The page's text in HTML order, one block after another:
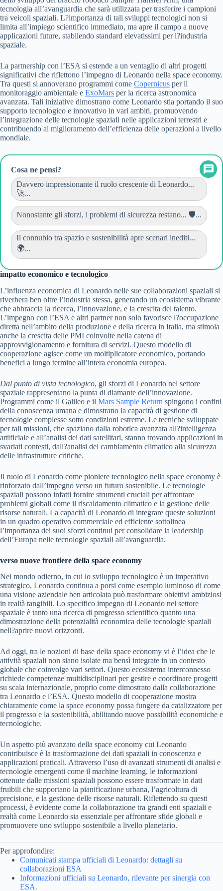
tecnologia all’avanguardia che sarà utilizzata per trasferire i campioni
tra veicoli spaziali. L?importanza di tali sviluppi tecnologici non si
limita all’impiego scientifico immediato, ma apre il campo a nuove
applicazioni future, stabilendo standard elevatissimi per l?industria
spaziale.
La partnership con l’ESA si estende a un ventaglio di altri progetti
significativi che riflettono l’impegno di Leonardo nella space economy.
Tra questi si annoverano programmi come Copernicus per il
monitoraggio ambientale e ExoMars per la ricerca astronomica
avanzata. Tali iniziative dimostrano come Leonardo stia portando il suo
supporto tecnologico e innovativo in vari ambiti, promuovendo
l’integrazione delle tecnologie spaziali nelle applicazioni terrestri e
contribuendo al miglioramento dell’efficienza delle operazioni a livello
mondiale.
Cosa ne pensi?
Davvero impressionante il ruolo crescente di Leonardo...
🚀...
Nonostante gli sforzi, i problemi di sicurezza restano... 🛡️...
Il connubio tra spazio e sostenibilità apre scenari inediti...
🌍...
impatto economico e tecnologico
L’influenza economica di Leonardo nelle sue collaborazioni spaziali si
riverbera ben oltre l’industria stessa, generando un ecosistema vibrante
che abbraccia la ricerca, l’innovazione, e la crescita del talento.
L’impegno con l’ESA e altri partner non solo favorisce l?occupazione
diretta nell’ambito della produzione e della ricerca in Italia, ma stimola
anche la crescita delle PMI coinvolte nella catena di
approvvigionamento e fornitura di servizi. Questo modello di
cooperazione agisce come un moltiplicatore economico, portando
benefici a lungo termine all’intera economia europea.
Dal punto di vista tecnologico, gli sforzi di Leonardo nel settore
spaziale rappresentano la punta di diamante dell’innovazione.
Programmi come il Galileo e il Mars Sample Return spingono i confini
della conoscenza umana e dimostrano la capacità di gestione di
tecnologie complesse sotto condizioni estreme. Le tecniche sviluppate
per tali missioni, che spaziano dalla robotica avanzata all?intelligenza
artificiale e all’analisi dei dati satellitari, stanno trovando applicazioni in
svariati contesti, dall?analisi del cambiamento climatico alla sicurezza
delle infrastrutture critiche.
Il ruolo di Leonardo come pioniere tecnologico nella space economy è
rinforzato dall’impegno verso un futuro sostenibile. Le tecnologie
spaziali possono infatti fornire strumenti cruciali per affrontare
problemi globali come il riscaldamento climatico e la gestione delle
risorse naturali. La capacità di Leonardo di integrare queste soluzioni
in un quadro operativo commerciale ed efficiente sottolinea
l’importanza dei suoi sforzi continui per consolidare la leadership
dell’Europa nelle tecnologie spaziali all’avanguardia.
verso nuove frontiere della space economy
Nel mondo odierno, in cui lo sviluppo tecnologico è un imperativo
strategico, Leonardo continua a porsi come esempio luminoso di come
una visione aziendale ben articolata può trasformare obiettivi ambiziosi
in realtà tangibili. Lo specifico impegno di Leonardo nel settore
spaziale è tanto una ricerca di progresso scientifico quanto una
dimostrazione della potenzialità economica delle tecnologie spaziali
nell?aprire nuovi orizzonti.
Ad oggi, tra le nozioni di base della space economy vi è l’idea che le
attività spaziali non siano isolate ma bensì integrate in un contesto
globale che coinvolge vari settori. Questo ecosistema interconnesso
richiede competenze multidisciplinari per gestire e coordinare progetti
su scala internazionale, proprio come dimostrato dalla collaborazione
tra Leonardo e l’ESA. Questo modello di cooperazione mostra
chiaramente come la space economy possa fungere da catalizzatore per
il progresso e la sostenibilità, abilitando nuove possibilità economiche e
tecnologiche.
Un aspetto più avanzato della space economy cui Leonardo
contribuisce è la trasformazione dei dati spaziali in conoscenza e
applicazioni praticali. Attraverso l’uso di avanzati strumenti di analisi e
tecnologie emergenti come il machine learning, le informazioni
ottenute dalle missioni spaziali possono essere trasformate in dati
fruibili che supportano la pianificazione urbana, l’agricoltura di
precisione, e la gestione delle risorse naturali. Riflettendo su questi
processi, è evidente come la collaborazione tra grandi enti spaziali e
realtà come Leonardo sia essenziale per affrontare sfide globali e
promuovere uno sviluppo sostenibile a livello planetario.
Per approfondire:
Comunicati stampa ufficiali di Leonardo: dettagli su
collaborazioni ESA
Informazioni ufficiali su Leonardo, rilevante per sinergia con
ESA.